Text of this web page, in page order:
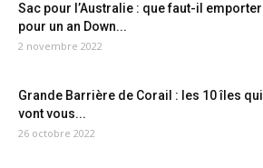
Sac pour l’Australie : que faut-il emporter
pour un an Down...
2 novembre 2022
Grande Barrière de Corail : les 10 îles qui
vont vous...
26 octobre 2022